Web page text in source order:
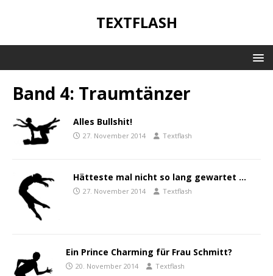
TEXTFLASH
Band 4: Traumtänzer
Alles Bullshit!
27. November 2014 Textflash
Hätteste mal nicht so lang gewartet …
27. November 2014 Textflash
Ein Prince Charming für Frau Schmitt?
20. November 2014 Textflash